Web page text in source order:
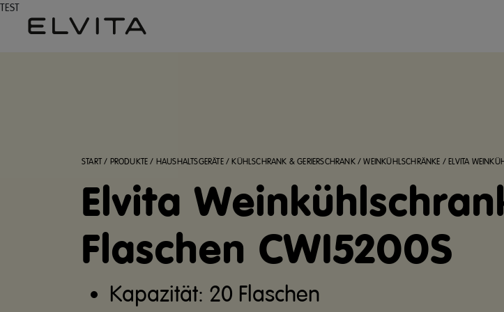
TEST
START / PRODUKTE / HAUSHALTSGERÄTE/KÜHLSCHRANK & GERIERSCHRANK/WEINKÜHLSCHRÄNKE /ELVITA
Elvita
Flaschen CWI5200S
Kapazität: 20 Flaschen